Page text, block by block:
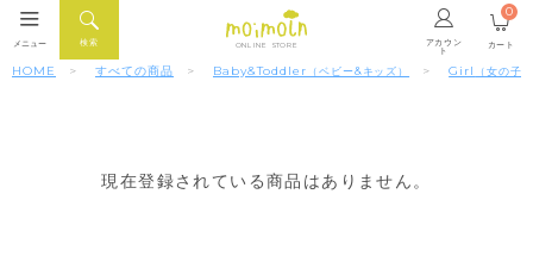
ONLINE STORE アカウン
ト
検索
メニュー カート
0
HOME すべての商品 Baby&Toddler （ベビー&キッズ） Girl （女の子）
現在登録されている商品はありません。